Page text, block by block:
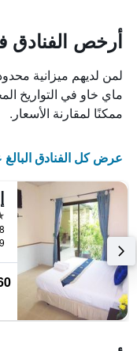
المخطط
1
محور
Y
الذي
يعرض
غرفة
عطلة
نهاية
هذا
الأسبوع
خلال
آخر
محور
الذي
يعرض
عدد
الأيام
الإقامة
يتضمن
المخطط
التالي
1
محور
Y
الذي
يعرض
متوسط
سعر
غرفة
أرخص الفنادق
لمن لديهم ميزانية
ماي خاو في التواريخ
ممكنًا لمقارنة الأسعار.
عرض كل الفنادق البالغ
2 نجمتين
1.9